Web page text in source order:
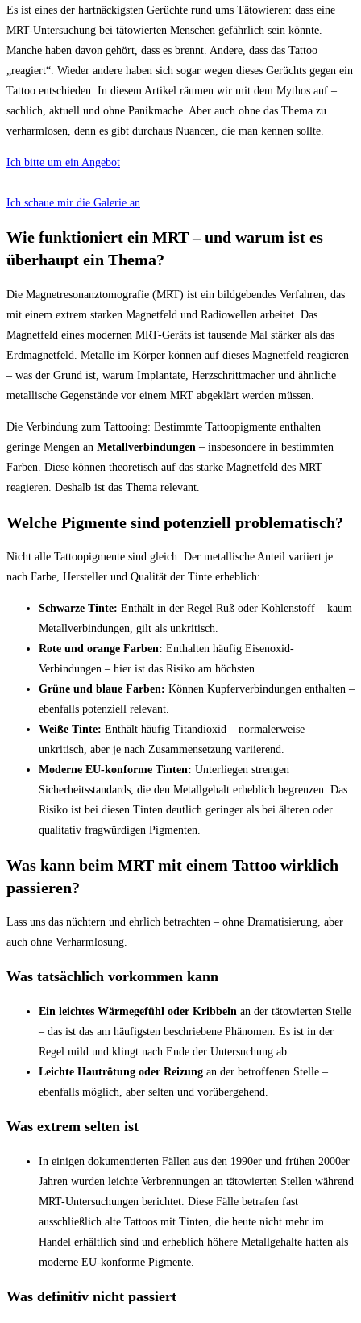
Es ist eines der hartnäckigsten Gerüchte rund ums Tätowieren: dass eine
MRT-Untersuchung bei tätowierten Menschen gefährlich sein könnte.
Manche haben davon gehört, dass es brennt. Andere, dass das Tattoo
„reagiert“. Wieder andere haben sich sogar wegen dieses Gerüchts gegen ein
Tattoo entschieden. In diesem Artikel räumen wir mit dem Mythos auf –
sachlich, aktuell und ohne Panikmache. Aber auch ohne das Thema zu
verharmlosen, denn es gibt durchaus Nuancen, die man kennen sollte.
Ich bitte um ein Angebot
Ich schaue mir die Galerie an
Wie funktioniert ein MRT – und warum ist es
überhaupt ein Thema?
Die Magnetresonanztomografie (MRT) ist ein bildgebendes Verfahren, das
mit einem extrem starken Magnetfeld und Radiowellen arbeitet. Das
Magnetfeld eines modernen MRT-Geräts ist tausende Mal stärker als das
Erdmagnetfeld. Metalle im Körper können auf dieses Magnetfeld reagieren
– was der Grund ist, warum Implantate, Herzschrittmacher und ähnliche
metallische Gegenstände vor einem MRT abgeklärt werden müssen.
Die Verbindung zum Tattooing: Bestimmte Tattoopigmente enthalten
geringe Mengen an Metallverbindungen – insbesondere in bestimmten
Farben. Diese können theoretisch auf das starke Magnetfeld des MRT
reagieren. Deshalb ist das Thema relevant.
Welche Pigmente sind potenziell problematisch?
Nicht alle Tattoopigmente sind gleich. Der metallische Anteil variiert je
nach Farbe, Hersteller und Qualität der Tinte erheblich:
Schwarze Tinte: Enthält in der Regel Ruß oder Kohlenstoff – kaum
Metallverbindungen, gilt als unkritisch.
Rote und orange Farben: Enthalten häufig Eisenoxid-
Verbindungen – hier ist das Risiko am höchsten.
Grüne und blaue Farben: Können Kupferverbindungen enthalten –
ebenfalls potenziell relevant.
Weiße Tinte: Enthält häufig Titandioxid – normalerweise
unkritisch, aber je nach Zusammensetzung variierend.
Moderne EU-konforme Tinten: Unterliegen strengen
Sicherheitsstandards, die den Metallgehalt erheblich begrenzen. Das
Risiko ist bei diesen Tinten deutlich geringer als bei älteren oder
qualitativ fragwürdigen Pigmenten.
Was kann beim MRT mit einem Tattoo wirklich
passieren?
Lass uns das nüchtern und ehrlich betrachten – ohne Dramatisierung, aber
auch ohne Verharmlosung.
Was tatsächlich vorkommen kann
Ein leichtes Wärmegefühl oder Kribbeln an der tätowierten Stelle
– das ist das am häufigsten beschriebene Phänomen. Es ist in der
Regel mild und klingt nach Ende der Untersuchung ab.
Leichte Hautrötung oder Reizung an der betroffenen Stelle –
ebenfalls möglich, aber selten und vorübergehend.
Was extrem selten ist
In einigen dokumentierten Fällen aus den 1990er und frühen 2000er
Jahren wurden leichte Verbrennungen an tätowierten Stellen während
MRT-Untersuchungen berichtet. Diese Fälle betrafen fast
ausschließlich alte Tattoos mit Tinten, die heute nicht mehr im
Handel erhältlich sind und erheblich höhere Metallgehalte hatten als
moderne EU-konforme Pigmente.
Was definitiv nicht passiert